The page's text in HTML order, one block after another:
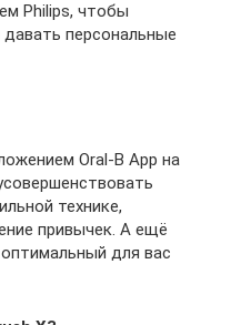
Philips, чтобы
персональные
Oral-B App на
технике,
привычек. А ещё
для вас